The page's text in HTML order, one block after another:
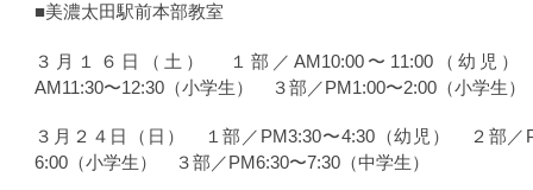
■美濃太田駅前本部教室
３月１６日（土） １部／AM10:00〜11:00（幼児
AM11:30〜12:30（小学生） ３部／PM1:00〜2:00（小学生）
３月２４日（日） １部／PM3:30〜4:30（幼児） ２部／
6:00（小学生） ３部／PM6:30〜7:30（中学生）